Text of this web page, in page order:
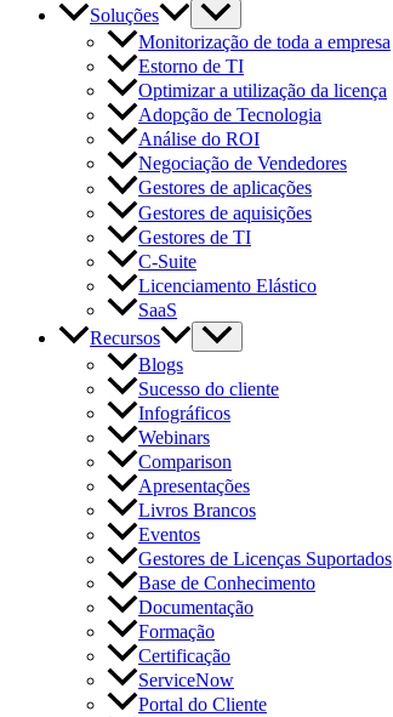
Soluções
Monitorização de toda a empresa
Estorno de TI
Optimizar a utilização da licença
Adopção de Tecnologia
Análise do ROI
Negociação de Vendedores
Gestores de aplicações
Gestores de aquisições
Gestores de TI
C-Suite
Licenciamento Elástico
SaaS
Recursos
Blogs
Sucesso do cliente
Infográficos
Webinars
Comparison
Apresentações
Livros Brancos
Eventos
Gestores de Licenças Suportados
Base de Conhecimento
Documentação
Formação
Certificação
ServiceNow
Portal do Cliente